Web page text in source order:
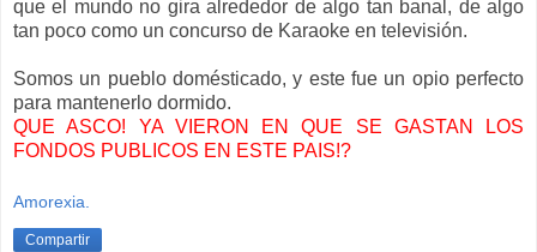
que el mundo no gira alrededor de algo tan banal, de algo
tan poco como un concurso de Karaoke en televisión.
Somos un pueblo domésticado, y este fue un opio perfecto
para mantenerlo dormido.
QUE ASCO! YA VIERON EN QUE SE GASTAN LOS
FONDOS PUBLICOS EN ESTE PAIS!?
Amorexia.
Compartir